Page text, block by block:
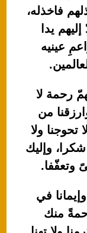
فاخذله،
يدا
عينيه
رحمة لا
من
تحوجنا ولا
وإليك
وتعفّفا.
في
منك